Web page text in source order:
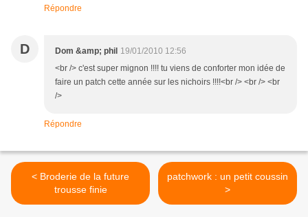
Répondre
D Dom &amp; phil 19/01/2010 12:56
<br /> c'est super mignon !!!! tu viens de conforter mon idée de
faire un patch cette année sur les nichoirs !!!!<br /> <br /> <br
/>
Répondre
< Broderie de la future
trousse finie
patchwork : un petit coussin
>